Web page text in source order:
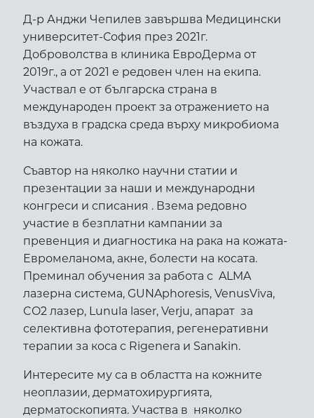
Д-р Анджи Чепилев завършва Медицински
университет-София през 2021г.
Доброволства в клиника ЕвроДерма от
2019г., а от 2021 е редовен член на екипа.
Участвал е от българска страна в
международен проект за отражението на
въздуха в градска среда върху микробиома
на кожата.
Съавтор на няколко научни статии и
презентации за наши и международни
конгреси и списания . Взема редовно
участие в безплатни кампании за
превенция и диагностика на рака на кожата-
Евромеланома, акне, болести на косата.
Преминал обучения за работа с ALMA
лазерна система, GUNAphoresis, VenusViva,
CO2 лазер, Lunula laser, Verju, апарат за
селективна фототерапия, регенеративни
терапии за коса с Rigenera и Sanakin.
Интересите му са в областта на кожните
неоплазии, дерматохирургията,
дерматоскопията. Участва в няколко